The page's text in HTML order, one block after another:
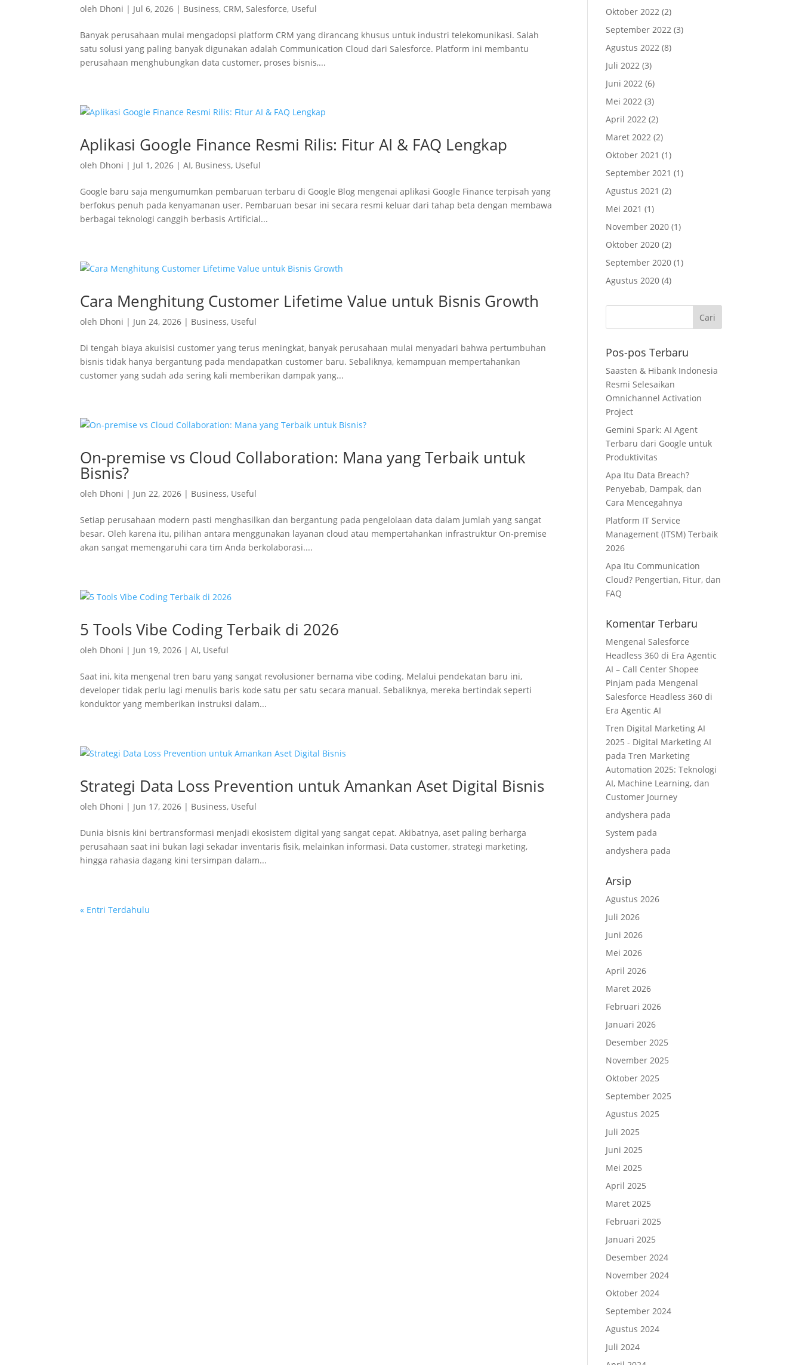
oleh Dhoni | Jul 6, 2026 | Business, CRM,Salesforce, Useful
Banyak perusahaan mulai mengadopsi platform CRM yang dirancang khusus untuk industri telekomunikasi. Salah
satu solusi yang paling banyak digunakan adalah Communication Cloud dari Salesforce. Platform ini membantu
perusahaan menghubungkan data customer, proses bisnis,...
Aplikasi Google Finance Resmi Rilis: Fitur AI & FAQ Lengkap
oleh Dhoni | Jul 1, 2026 |AI, Business, Useful
Google baru saja mengumumkan pembaruan terbaru di Google Blog mengenai aplikasi Google Finance terpisah yang
berfokus penuh pada kenyamanan user. Pembaruan besar ini secara resmi keluar dari tahap beta dengan membawa
berbagai teknologi canggih berbasis Artificial...
Cara Menghitung Customer Lifetime Value untuk Bisnis Growth
oleh Dhoni | Jun 24, 2026 | Business, Useful
Di tengah biaya akuisisi customer yang terus meningkat, banyak perusahaan mulai menyadari bahwa pertumbuhan
bisnis tidak hanya bergantung pada mendapatkan customer baru. Sebaliknya, kemampuan mempertahankan
customer yang sudah ada sering kali memberikan dampak yang...
On-premise vs Cloud Collaboration: Mana yang Terbaik untuk
Bisnis?
oleh Dhoni | Jun 22, 2026 | Business, Useful
Setiap perusahaan modern pasti menghasilkan dan bergantung pada pengelolaan data dalam jumlah yang sangat
besar. Oleh karena itu, pilihan antara menggunakan layanan cloud atau mempertahankan infrastruktur On-premise
akan sangat memengaruhi cara tim Anda berkolaborasi....
5 Tools Vibe Coding Terbaik di 2026
oleh Dhoni | Jun 19, 2026 |AI, Useful
Saat ini, kita mengenal tren baru yang sangat revolusioner bernama vibe coding. Melalui pendekatan baru ini,
developer tidak perlu lagi menulis baris kode satu per satu secara manual. Sebaliknya, mereka bertindak seperti
konduktor yang memberikan instruksi dalam...
Strategi Data Loss Prevention untuk Amankan Aset Digital Bisnis
oleh Dhoni | Jun 17, 2026 | Business, Useful
Dunia bisnis kini bertransformasi menjadi ekosistem digital yang sangat cepat. Akibatnya, aset paling berharga
perusahaan saat ini bukan lagi sekadar inventaris fisik, melainkan informasi. Data customer, strategi marketing,
hingga rahasia dagang kini tersimpan dalam...
« Entri Terdahulu
Oktober 2022 (2)
September 2022 (3)
Agustus 2022 (8)
Juli 2022 (3)
Juni 2022 (6)
Mei 2022 (3)
April 2022 (2)
Maret 2022 (2)
Oktober 2021 (1)
September 2021 (1)
Agustus 2021 (2)
Mei 2021 (1)
November 2020 (1)
Oktober 2020 (2)
September 2020 (1)
Agustus 2020 (4)
Pos-pos Terbaru
Saasten & Hibank Indonesia
Resmi Selesaikan
Omnichannel Activation
Project
Gemini Spark: AI Agent
Terbaru dari Google untuk
Produktivitas
Apa Itu Data Breach?
Penyebab, Dampak, dan
Cara Mencegahnya
Platform IT Service
Management (ITSM) Terbaik
2026
Apa Itu Communication
Cloud? Pengertian, Fitur, dan
FAQ
Komentar Terbaru
Mengenal Salesforce
Headless 360 di Era Agentic
AI – Call Center Shopee
Pinjam pada Mengenal
Salesforce Headless 360 di
Era Agentic AI
Tren Digital Marketing AI
2025 - Digital Marketing AI
padaTren Marketing
Automation 2025: Teknologi
AI, Machine Learning, dan
Customer Journey
andyshera pada
System pada
andyshera pada
Arsip
Agustus 2026
Juli 2026
Juni 2026
Mei 2026
April 2026
Maret 2026
Februari 2026
Januari 2026
Desember 2025
November 2025
Oktober 2025
September 2025
Agustus 2025
Juli 2025
Juni 2025
Mei 2025
April 2025
Maret 2025
Februari 2025
Januari 2025
Desember 2024
November 2024
Oktober 2024
September 2024
Agustus 2024
Juli 2024